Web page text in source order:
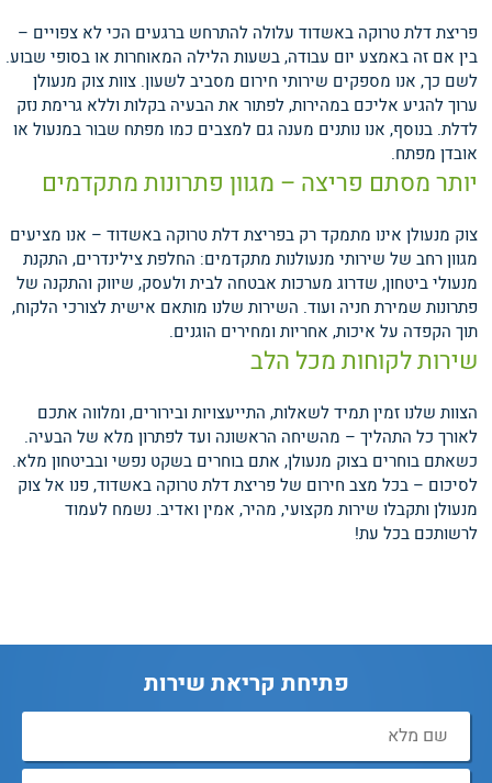
פריצת דלת טרוקה באשדוד עלולה להתרחש ברגעים הכי לא צפויים –
בין אם זה באמצע יום עבודה, בשעות הלילה המאוחרות או בסופי שבוע.
לשם כך, אנו מספקים שירותי חירום מסביב לשעון. צוות צוק מנעולן
ערוך להגיע אליכם במהירות, לפתור את הבעיה בקלות וללא גרימת נזק
לדלת. בנוסף, אנו נותנים מענה גם למצבים כמו מפתח שבור במנעול או
אובדן מפתח.
יותר מסתם פריצה – מגוון פתרונות מתקדמים
צוק מנעולן אינו מתמקד רק בפריצת דלת טרוקה באשדוד – אנו מציעים
מגוון רחב של שירותי מנעולנות מתקדמים: החלפת צילינדרים, התקנת
מנעולי ביטחון, שדרוג מערכות אבטחה לבית ולעסק, שיווק והתקנה של
פתרונות שמירת חניה ועוד. השירות שלנו מותאם אישית לצורכי הלקוח,
תוך הקפדה על איכות, אחריות ומחירים הוגנים.
שירות לקוחות מכל הלב
הצוות שלנו זמין תמיד לשאלות, התייעצויות ובירורים, ומלווה אתכם
לאורך כל התהליך – מהשיחה הראשונה ועד לפתרון מלא של הבעיה.
כשאתם בוחרים בצוק מנעולן, אתם בוחרים בשקט נפשי ובביטחון מלא.
לסיכום – בכל מצב חירום של פריצת דלת טרוקה באשדוד, פנו אל צוק
מנעולן ותקבלו שירות מקצועי, מהיר, אמין ואדיב. נשמח לעמוד
לרשותכם בכל עת!
פתיחת קריאת שירות